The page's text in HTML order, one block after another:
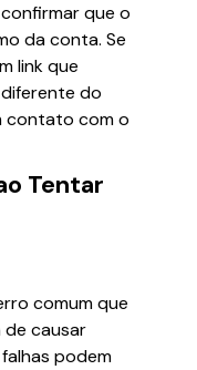
que o
da conta. Se
link que
do
contato com o
Tentar
comum que
de causar
podem